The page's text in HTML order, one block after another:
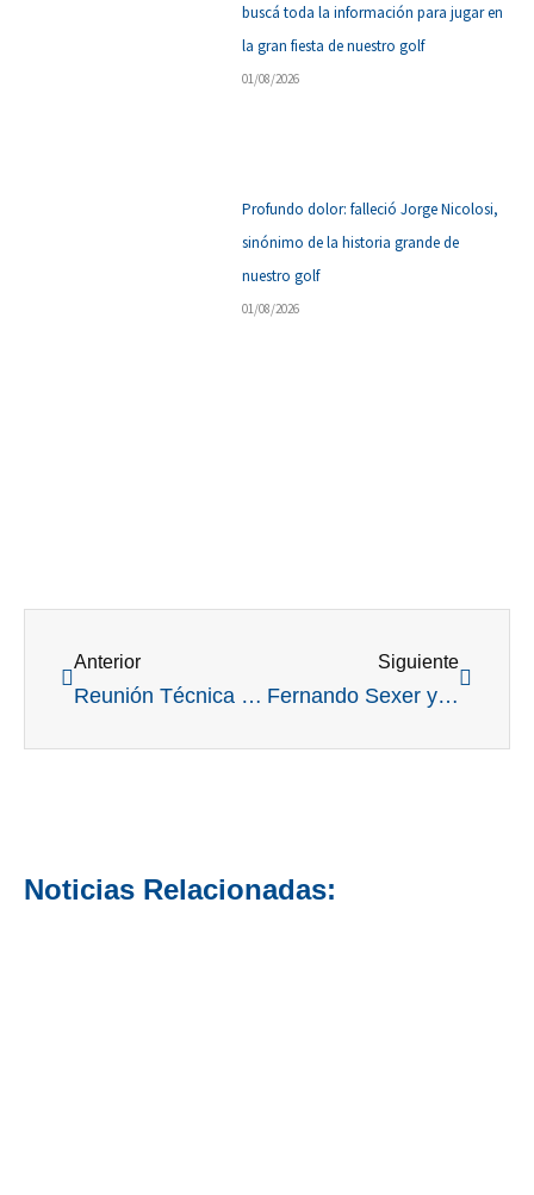
buscá toda la información para jugar en
la gran fiesta de nuestro golf
01/08/2026
Profundo dolor: falleció Jorge Nicolosi,
sinónimo de la historia grande de
nuestro golf
01/08/2026
Anterior
Reunión Técnica y Comercial de Mantenimiento de Campos de Golf, un clásico, del 5 al 7 de mayo en San Nicolas
Siguiente
Fernando Sexer y sus primeras reflexiones como presidente de la Federación.
Noticias Relacionadas: